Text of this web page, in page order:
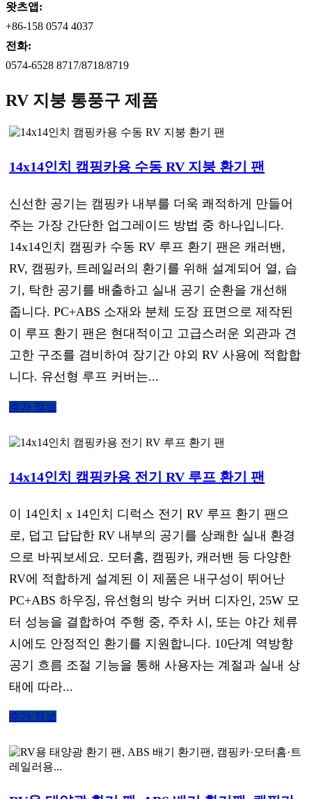
왓츠앱:
+86-158 0574 4037
전화:
0574-6528 8717/8718/8719
RV 지붕 통풍구 제품
14x14인치 캠핑카용 수동 RV 지붕 환기 팬
신선한 공기는 캠핑카 내부를 더욱 쾌적하게 만들어
주는 가장 간단한 업그레이드 방법 중 하나입니다.
14x14인치 캠핑카 수동 RV 루프 환기 팬은 캐러밴,
RV, 캠핑카, 트레일러의 환기를 위해 설계되어 열, 습
기, 탁한 공기를 배출하고 실내 공기 순환을 개선해
줍니다. PC+ABS 소재와 분체 도장 표면으로 제작된
이 루프 환기 팬은 현대적이고 고급스러운 외관과 견
고한 구조를 겸비하여 장기간 야외 RV 사용에 적합합
니다. 유선형 루프 커버는...
추가 정보
14x14인치 캠핑카용 전기 RV 루프 환기 팬
이 14인치 x 14인치 디럭스 전기 RV 루프 환기 팬으
로, 덥고 답답한 RV 내부의 공기를 상쾌한 실내 환경
으로 바꿔보세요. 모터홈, 캠핑카, 캐러밴 등 다양한
RV에 적합하게 설계된 이 제품은 내구성이 뛰어난
PC+ABS 하우징, 유선형의 방수 커버 디자인, 25W 모
터 성능을 결합하여 주행 중, 주차 시, 또는 야간 체류
시에도 안정적인 환기를 지원합니다. 10단계 역방향
공기 흐름 조절 기능을 통해 사용자는 계절과 실내 상
태에 따라...
추가 정보